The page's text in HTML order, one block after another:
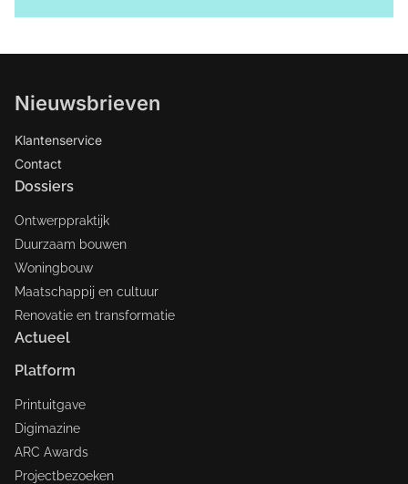
Nieuwsbrieven
Klantenservice
Contact
Dossiers
Ontwerppraktijk
Duurzaam bouwen
Woningbouw
Maatschappij en cultuur
Renovatie en transformatie
Actueel
Platform
Printuitgave
Digimazine
ARC Awards
Projectbezoeken